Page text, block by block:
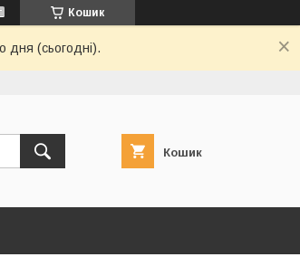
Кошик
дня (сьогодні).
Кошик